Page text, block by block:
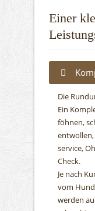
Einer
Die
Ein
föhnen,
entwollen,
service,
Check.
Je nach
vom
werden